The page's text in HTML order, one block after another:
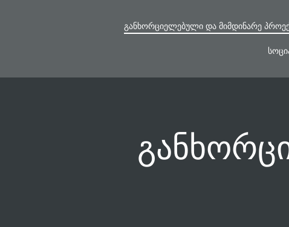
ᲒᲐᲜᲮᲝᲠᲪᲘᲔᲚᲔᲑᲣᲚᲘ ᲓᲐ ᲛᲘᲛᲓᲘᲜᲐᲠᲔ